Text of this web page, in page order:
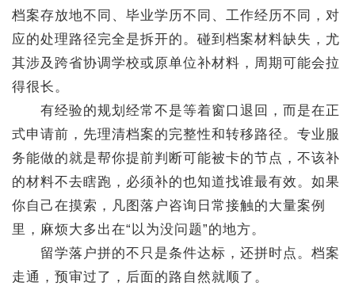
档案存放地不同、毕业学历不同、工作经历不同，对
应的处理路径完全是拆开的。碰到档案材料缺失，尤
其涉及跨省协调学校或原单位补材料，周期可能会拉
得很长。
有经验的规划经常不是等着窗口退回，而是在正
式申请前，先理清档案的完整性和转移路径。专业服
务能做的就是帮你提前判断可能被卡的节点，不该补
的材料不去瞎跑，必须补的也知道找谁最有效。如果
你自己在摸索，凡图落户咨询日常接触的大量案例
里，麻烦大多出在“以为没问题”的地方。
留学落户拼的不只是条件达标，还拼时点。档案
走通，预审过了，后面的路自然就顺了。